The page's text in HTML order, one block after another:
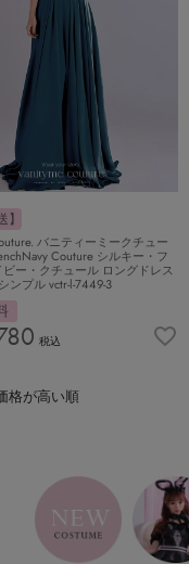
バニティーミークチュー
Couture シルキー・フ
ー・クチュール ロングドレス
ンプル vctr-l-7449-3
税込
格が高い順